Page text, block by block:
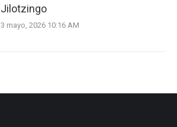
Jilotzingo
3 mayo, 2026 10:16 AM